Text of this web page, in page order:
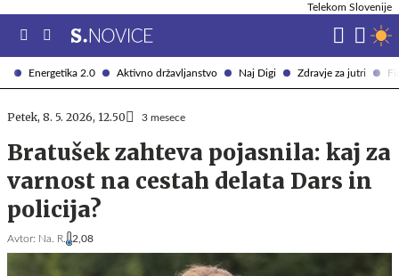
Energetika 2.0 Aktivno državljanstvo Naj Digi Zdravje za jutri
Telekom Slovenije
Petek, 8. 5. 2026, 12.50 3 mesece
Bratušek zahteva pojasnila: kaj za
varnost na cestah delata Dars in
policija?
Avtor: Na. R. 2,08